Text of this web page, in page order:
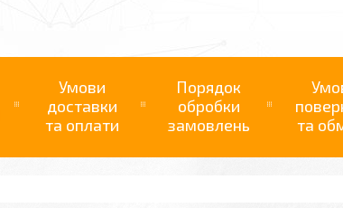
Умови
доставки
та оплати
Порядок
обробки
замовлень
та